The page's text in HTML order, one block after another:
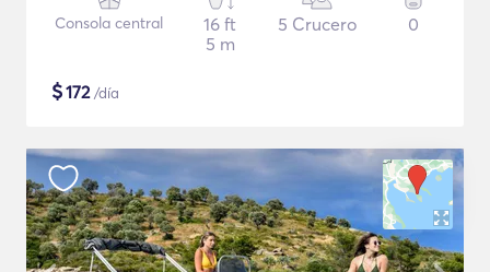
Consola central
16 ft
5 m
5 Crucero 0
$172/día